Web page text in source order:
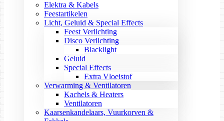
Elektra & Kabels
Feestartikelen
Licht, Geluid & Special Effects
Feest Verlichting
Disco Verlichting
Blacklight
Geluid
Special Effects
Extra Vloeistof
Verwarming & Ventilatoren
Kachels & Heaters
Ventilatoren
Kaarsenkandelaars, Vuurkorven &